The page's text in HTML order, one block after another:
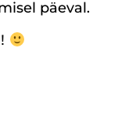
päeval.